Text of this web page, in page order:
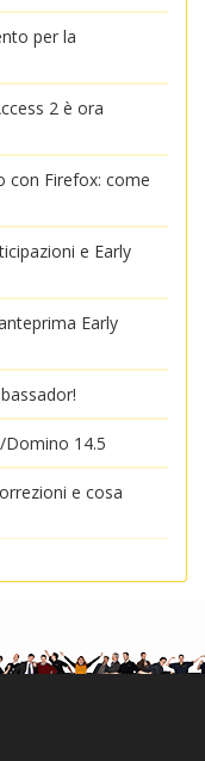
per la
2 è ora
con Firefox: come
e Early
Early
Domino 14.5
e cosa